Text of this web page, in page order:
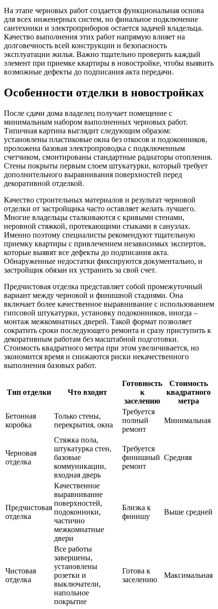
На этапе черновых работ создается функциональная основа
для всех инженерных систем, но финальное подключение
сантехники и электроприборов остается задачей владельца.
Качество выполнения этих работ напрямую влияет на
долговечность всей конструкции и безопасность
эксплуатации жилья. Важно тщательно проверить каждый
элемент при приемке квартиры в новостройке, чтобы выявить
возможные дефекты до подписания акта передачи.
Особенности отделки в новостройках
После сдачи дома владелец получает помещение с
минимальным набором выполненных черновых работ.
Типичная картина выглядит следующим образом:
установлены пластиковые окна без откосов и подоконников,
проложена базовая электропроводка с подключенным
счетчиком, смонтированы стандартные радиаторы отопления.
Стены покрыты первым слоем штукатурки, который требует
дополнительного выравнивания поверхностей перед
декоративной отделкой.​
Качество строительных материалов и результат черновой
отделки от застройщика часто оставляет желать лучшего.
Многие владельцы сталкиваются с кривыми стенами,
неровной стяжкой, протекающими стыками в санузлах.
Именно поэтому специалисты рекомендуют тщательную
приемку квартиры с привлечением независимых экспертов,
которые выявят все дефекты до подписания акта.
Обнаруженные недостатки фиксируются документально, и
застройщик обязан их устранить за свой счет.​
Предчистовая отделка представляет собой промежуточный
вариант между черновой и финишной стадиями. Она
включает более качественное выравнивание с использованием
гипсовой штукатурки, установку подоконников, иногда –
монтаж межкомнатных дверей. Такой формат позволяет
сократить сроки последующего ремонта и сразу приступить к
декоративным работам без масштабной подготовки.
Стоимость квадратного метра при этом увеличивается, но
экономится время и снижаются риски некачественного
выполнения базовых работ.​
Тип отделки Что входит
Готовность
к
заселению
Стоимость
квадратного
метра
Бетонная
коробка
Только стены,
перекрытия, окна
Требуется
полный
ремонт
Минимальная
Черновая
отделка
Стяжка пола,
штукатурка стен,
базовые
коммуникации,
входная дверь
Требуется
финишный
ремонт
Средняя
Предчистовая
отделка
Качественное
выравнивание
поверхностей,
подоконники,
частично
межкомнатные
двери
Близка к
финишу
Выше средней
Чистовая
отделка
Все работы
завершены,
установлены
розетки и
выключатели,
напольное
покрытие
Готова к
заселению
Максимальная